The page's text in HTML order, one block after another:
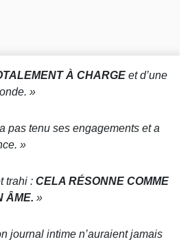
À CHARGE et d’une
»
pas tenu ses engagements et a
»
trahi : CELA RÉSONNE COMME
ÂME. »
journal intime n’auraient jamais